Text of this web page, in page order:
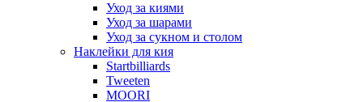
Уход за киями
Уход за шарами
Уход за сукном и столом
Наклейки для кия
Startbilliards
Tweeten
MOORI